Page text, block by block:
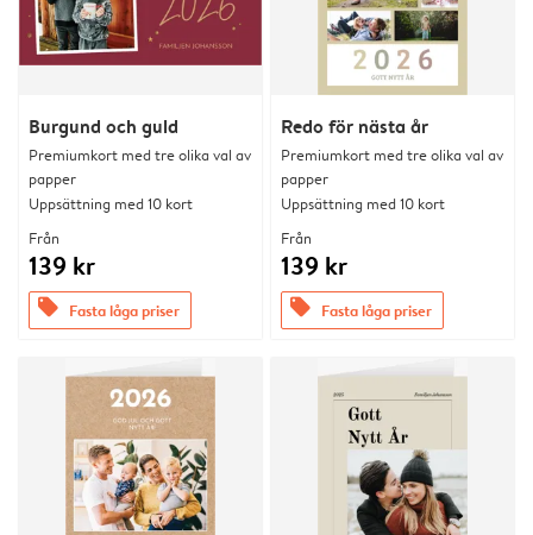
Burgund och guld
Premiumkort med tre olika val av
papper
Uppsättning med 10 kort
Från
139 kr
offers Fasta låga priser
Redo för nästa år
Premiumkort med tre olika val av
papper
Uppsättning med 10 kort
Från
139 kr
offers Fasta låga priser